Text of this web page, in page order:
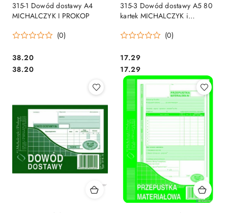
315-1 Dowód dostawy A4
MICHALCZYK I PROKOP
(0)
Cena:
38.20
Cena:
38.20
315-3 Dowód dostawy A5 80
kartek MICHALCZYK i
(0)
Cena:
17.29
Cena:
17.29